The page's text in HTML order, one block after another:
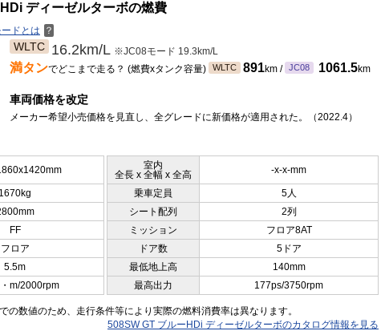
ディーゼルターボの燃費
ドとは ？
WLTC 16.2km/L ※JC08モード 19.3km/L
満タンでどこまで走る？ (燃費xタンク容量) WLTC 891km / JC08 1061.5km
車両価格を改定
メーカー希望小売価格を見直し、全グレードに新価格が適用された。（2022.4）
室内
全長 x 全幅 x 全高
-x-x-mm
1670kg 乗車定員
5人
シート配列
2列
FF ミッション
フロア8AT
フロア ドア数
5ドア
5.5m 最低地上高
140mm
m/2000rpm 最高出力 177ps/3750rpm
数値のため、走行条件等により実際の燃料消費率は異なります。
508SW GT ブルーHDi ディーゼルターボのカタログ情報を見る